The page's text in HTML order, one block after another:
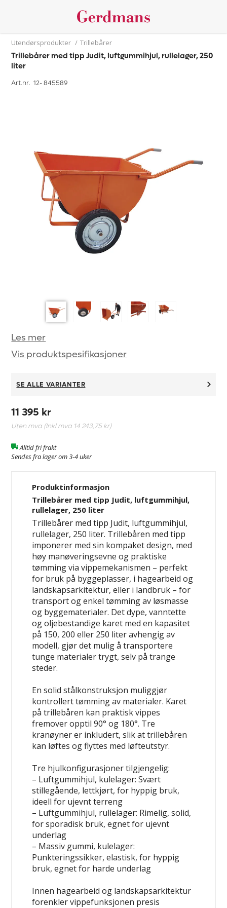
Utendørsprodukter / Trillebårer
Trillebårer med tipp Judit, luftgummihjul, rullelager, 250
liter
Art.nr. 12-845589
Les mer
Vis produktspesifikasjoner
SE ALLE VARIANTER
11 395 kr
Uten mva (Inkl mva 14 243,75 kr)
Alltid fri frakt
Sendes fra lager om 3-4 uker
Produktinformasjon
Trillebårer med tipp Judit, luftgummihjul,
rullelager, 250 liter
Trillebårer med tipp Judit, luftgummihjul,
rullelager, 250 liter. Trillebåren med tipp
imponerer med sin kompaket design, med
høy manøveringsevne og praktiske
tømming via vippemekanismen – perfekt
for bruk på byggeplasser, i hagearbeid og
landskapsarkitektur, eller i landbruk – for
transport og enkel tømming av løsmasse
og byggematerialer. Det dype,vanntette
og oljebestandige karet med en kapasitet
på 150, 200 eller 250 liter avhengig av
modell, gjør det mulig å transportere
tunge materialer trygt, selv på trange
steder.
En solid stålkonstruksjon muliggjør
kontrollert tømming av materialer. Karet
på trillebåren kan praktisk vippes
fremover opptil 90° og 180°. Tre
kranøyner er inkludert, slik at trillebåren
kan løftes og flyttes med løfteutstyr.
Tre hjulkonfigurasjoner tilgjengelig:
– Luftgummihjul, kulelager: Svært
stillegående, lettkjørt, for hyppig bruk,
ideell for ujevnt terreng
– Luftgummihjul, rullelager: Rimelig, solid,
for sporadisk bruk, egnet for ujevnt
underlag
– Massiv gummi, kulelager:
Punkteringssikker, elastisk, for hyppig
bruk, egnet for harde underlag
Innen hagearbeid og landskapsarkitektur
forenkler vippefunksjonen presis